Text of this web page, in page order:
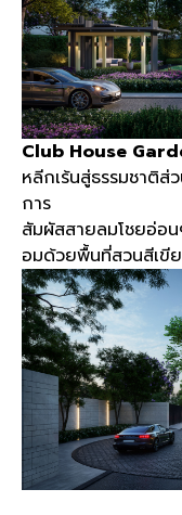
Club House
หลีกเร้นสู่ธรรมชาติส่
การ
สัมผัสสายลมโชยอ่อ
อมด้วยพื้นที่สวนสีเขี